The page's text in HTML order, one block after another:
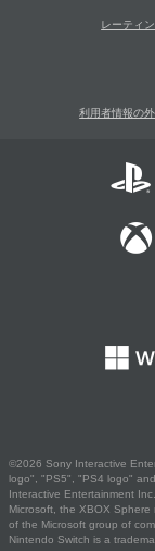
レーティ
利用者情報の
©2026 Sony Interactive
logo", "PS5", "PS4 logo"
Interactive Entertainment Inc.
Microsoft, the XBOX
of the Microsoft group of
Nintendo Switch is a